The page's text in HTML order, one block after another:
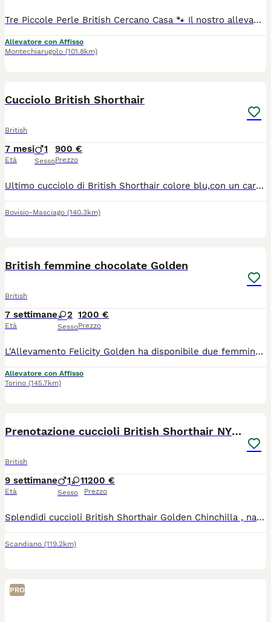
Tre Piccole Perle British Cercano Casa 🐾 Il nostro allevamento è lieto di presentare le figlie di Hurma, nate e cresciute in un ambiente familiare, circondate da amore e cure costanti. Cerchiamo per loro delle famiglie speciali, consapevoli e pronte ad accogliere la dolcezza e la riservatezza tipiche della razza British Shorthair. Le piccole saranno pronte per raggiungere le loro nuove case dopo aver completato il ciclo vaccinale e lo svezzamento. 🌸 Le Sorelline disponibili: La Bicolor (Blu e Bianco): Un perfetto equilibrio di eleganza e simmetria. Un mantello soffice e un carattere che sta sbocciando giorno dopo giorno. La Blu: La classica bellezza britannica. Un mantello grigio-blu profondo e vellutato, l'essenza dell'aristocrazia felina. La Panna e Fawn: Una combinazione di colori rara e delicata. Dai toni caldi e pastello, è una vera piccola rarità per amanti delle sfumature ricercate.
Allevatore con Affisso
Montechiarugolo (101.8km)
Cucciolo British Shorthair
British
7 mesi
Età
1
Sesso
900 €
Prezzo
Ultimo cucciolo di British Shorthair colore blu,con un carattere molto affettuoso e dolce. Nato 10/12/2025 Completamente pronto per cambiare la casa (vaccini, microchip, sverminazione) Più info tramite whatsapp 393493636530
Bovisio-Masciago (140.3km)
British femmine chocolate Golden
British
7 settimane
Età
2
Sesso
1200 €
Prezzo
L'Allevamento Felicity Golden ha disponibile due femmine British Shorthair nella colorazione chioccolate golden, con splendidi occhi verdi. Nata il 15/6/26, disponibile dal 7/9/26. 1 genitori sono testati per FIV, FeLV e PKD. Il cucciolo verrà ceduto con: * Libretto sanitario; * Doppia vaccinazione trivalente; * Regolare contratto di cessione; * Pedigree ENFI; * Kit cucciolo. Al momento della consegna sarà già svezzato, autonomo nell'alimentazione e abituato all'uso della lettiera e del tiragraffi. Per maggiori informazioni o fotografie, non esitate a contattarci.
Allevatore con Affisso
Torino (145.7km)
Prenotazione cuccioli British Shorthair NY12
British
9 settimane
Età
1 1
Sesso
1200 €
Prezzo
Splendidi cuccioli British Shorthair Golden Chinchilla , nati il 1.06.26 , pronti per andare in una nuova famiglia i primi di settembre. I gattini crescono in un ambiente familiare, sono abituati alla lettiera, tira graffi e godono di ottima salute. Verranno ceduti muniti di : -Libretto sanitario. -Ciclo di sverminazione completato. -Primi vaccini effettuati. -Certificato medico veterinario di buona salute. -Pedigree ufficiale ENFI -Con i microchip inseriti I genitori sono esenti da patologie genetiche , possiedono pedigree d’eccellenza , occhi verdi e sono testati negativi alle principali patologie della razza (PKD, HCM FIV/FeLV),con la posizione riproduttiva ENFI. Gattini disponibili: 1.Gattino British Shorthair N12. Mantello Black Golden Shell (chinchilla) chiarissimo e luminoso, identico ai genitori. 2.Gattina British Shorthair N.12. Mantello Black Golden Shell( chinchilla) dalle caratteristiche morfologiche eccellenti. I cuccioli sono disponibili sia come animale domestico di compagnia , sia da riproduzione.
Scandiano (119.2km)
PRO